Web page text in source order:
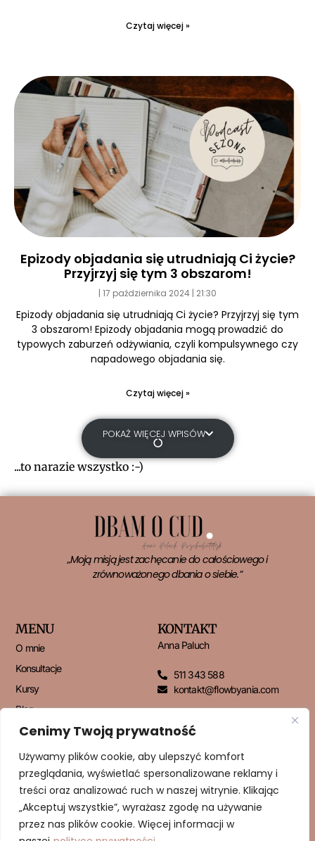
Cenimy Twoją prywatność
Używamy plików cookie, aby ulepszyć komfort
przeglądania, wyświetlać spersonalizowane reklamy i
treści oraz analizować ruch w naszej witrynie. Klikając
„Akceptuj wszystkie”, wyrażasz zgodę na używanie
przez nas plików cookie. Więcej informacji w
Czytaj więcej »
Epizody objadania się utrudniają Ci życie?
Przyjrzyj się tym 3 obszarom!
17 października 2024 21:30
Epizody objadania się utrudniają Ci życie? Przyjrzyj się tym
3 obszarom! Epizody objadania mogą prowadzić do
typowych zaburzeń odżywiania, czyli kompulsywnego czy
napadowego objadania się.
Czytaj więcej »
POKAŻ WIĘCEJ WPISÓW
...to narazie wszystko :-)
„Moją misją jest zachęcanie do całościowego i
zrównoważonego dbania o siebie.”
MENU
O mnie
Konsultacje
Kursy
Blog
Kontakt
KONTAKT
Anna Paluch
511 343 588
kontakt@flowbyania.com
NEWSLETTER